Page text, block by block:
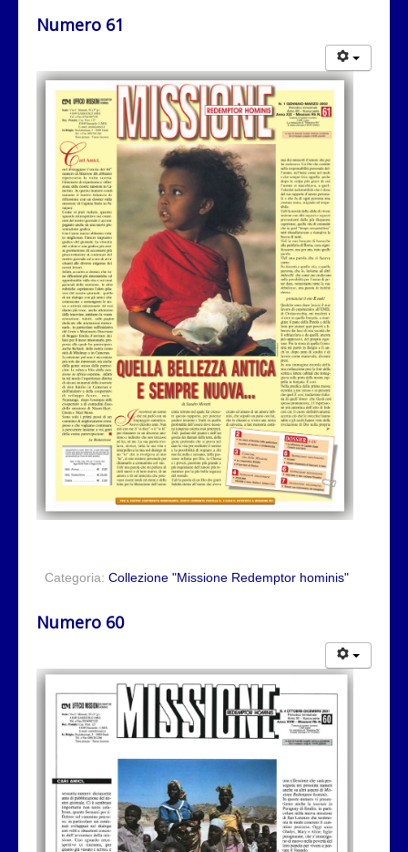
Numero 61
Categoria: Collezione "Missione Redemptor hominis"
Numero 60